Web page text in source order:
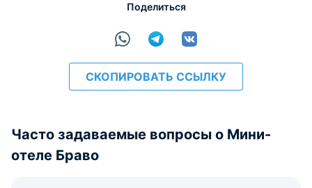
Поделиться
СКОПИРОВАТЬ ССЫЛКУ
Часто задаваемые вопросы о Мини-
отеле Браво